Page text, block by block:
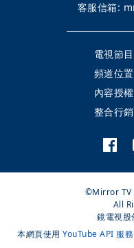
客服信箱:
電視節
頻道位置
內容授權
整合行銷
©Mirror TV
All
鏡電視股
本網頁使用 YouTube API 服務